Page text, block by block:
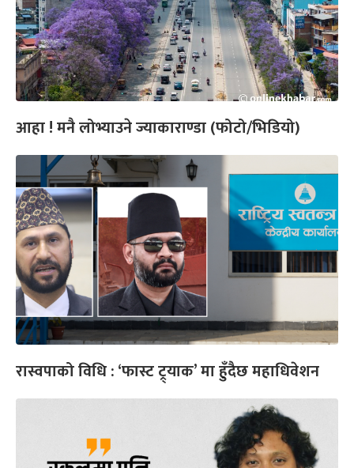
आहा ! मनै लोभ्याउने ज्याकाराण्डा (फोटो/भिडियो)
रास्वपाको विधि : ‘फास्ट ट्र्याक’ मा हुँदैछ महाधिवेशन